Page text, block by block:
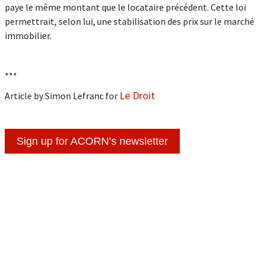
paye le même montant que le locataire précédent. Cette loi
permettrait, selon lui, une stabilisation des prix sur le marché
immobilier.
***
Article by Simon Lefranc for Le Droit
Sign up for ACORN’s newsletter